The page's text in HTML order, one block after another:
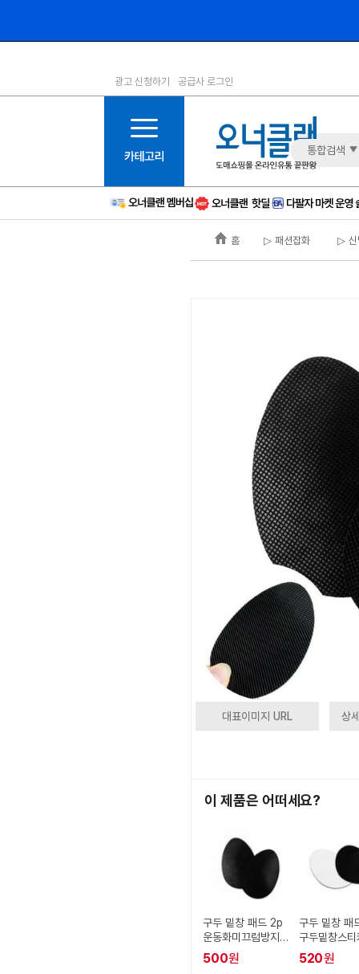
1등급
6등급
11등급
12등급
15등급
16등급
광고 신청하기 공급사 로그인
통합검색
홈 ▷ 패션잡화 ▷ 신
대표이미지 URL 상
이 제품은 어떠세요?
구두 밑창 패드 2p
운동화미끄럼방지패
드 미끄럼방지신발
패드
500원
구두 밑창 패
구두밑창스
끄럼방지신
신발미끄럼
520원